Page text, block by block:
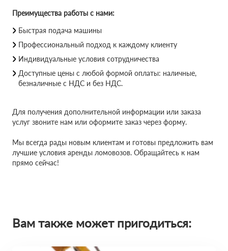
Преимущества работы с нами:
Быстрая подача машины
Профессиональный подход к каждому клиенту
Индивидуальные условия сотрудничества
Доступные цены с любой формой оплаты: наличные,
безналичные с НДС и без НДС.
Для получения дополнительной информации или заказа
услуг звоните нам или оформите заказ через форму.
Мы всегда рады новым клиентам и готовы предложить вам
лучшие условия аренды ломовозов. Обращайтесь к нам
прямо сейчас!
Вам также может пригодиться: